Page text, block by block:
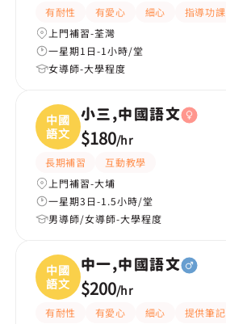
有耐性 有愛心 細心 指導功課
上門補習-荃灣
一星期1日-1小時/堂
女導師-大學程度
中國
語文
小三,中國語文
$180/hr
長期補習
互動教學
上門補習-大埔
一星期3日-1.5小時/堂
男導師/女導師-大學程度
中國
語文
中一,中國語文
$200/hr
有耐性 有愛心 細心 提供筆記